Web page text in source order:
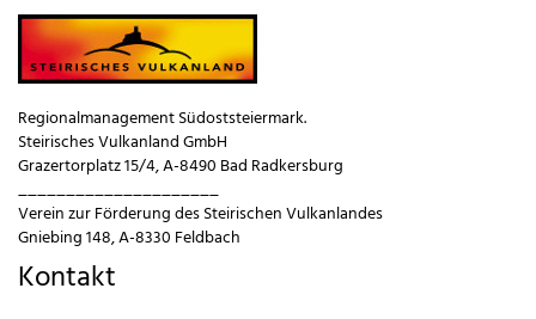
Regionalmanagement Südoststeiermark.
Steirisches Vulkanland GmbH
Grazertorplatz 15/4, A-8490 Bad Radkersburg
_____________________
Verein zur Förderung des Steirischen Vulkanlandes
Gniebing 148, A-8330 Feldbach
Kontakt